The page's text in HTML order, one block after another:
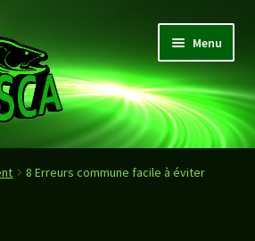
Menu
8 Erreurs commune facile à éviter